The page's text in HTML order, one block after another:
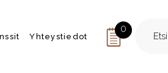
Yhteystiedot
0